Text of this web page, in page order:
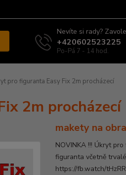
Nevíte si rady?
+420602523225
Po-Pá 7 - 14 hod.
pro figuranta Easy Fix 2m procházecí
2m procházecí
makety na
NOVINKA !!! Úkryt
figuranta včetně
https://fb.watch/